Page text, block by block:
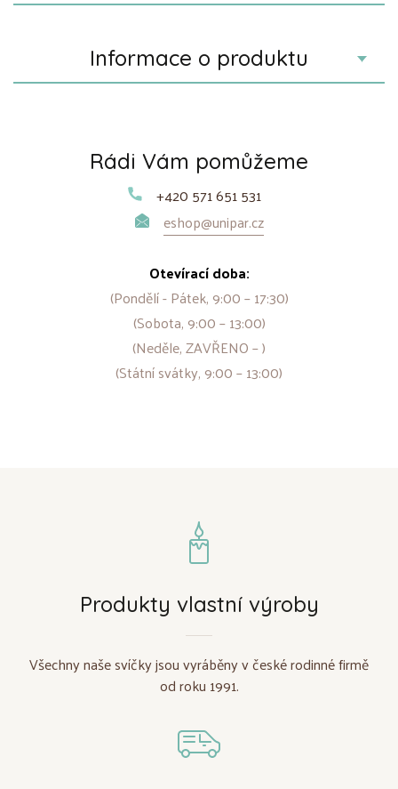
Informace o produktu
Rádi Vám pomůžeme
+420 571 651 531
eshop@unipar.cz
Otevírací doba:
(Pondělí - Pátek, 9:00 – 17:30)
(Sobota, 9:00 – 13:00)
(Neděle, ZAVŘENO – )
(Státní svátky, 9:00 – 13:00)
Produkty vlastní výroby
Všechny naše svíčky jsou vyráběny v české rodinné firmě
od roku 1991.